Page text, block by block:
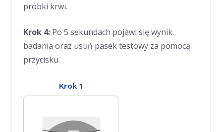
próbki krwi.
Krok 4: Po 5 sekundach pojawi się wynik
badania oraz usuń pasek testowy za pomocą
przycisku.
Krok 1